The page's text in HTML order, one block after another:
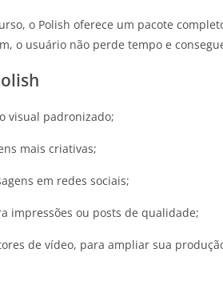
o Polish oferece um pacote
o usuário não perde tempo e
visual padronizado;
mais criativas;
em redes sociais;
impressões ou posts de qualidade;
de vídeo, para ampliar sua